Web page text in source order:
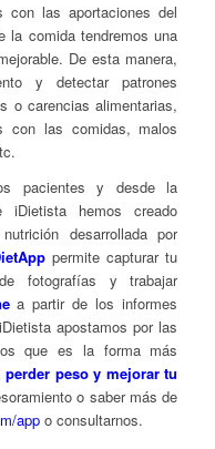
con las aportaciones del
la comida tendremos una
De esta manera,
y detectar patrones
o carencias alimentarias,
con las comidas, malos
pacientes y desde la
iDietista hemos creado
desarrollada por
permite capturar tu
fotografías y trabajar
a partir de los informes
apostamos por las
que es la forma más
perder peso y mejorar tu
o saber más de
appo consultarnos.